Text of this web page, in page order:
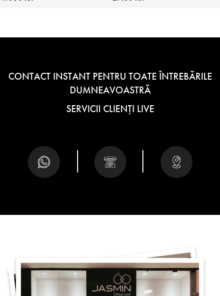
CONTACT INSTANT PENTRU TOATE ÎNTREBĂRILE
DUMNEAVOASTRĂ
SERVICII CLIENȚI LIVE